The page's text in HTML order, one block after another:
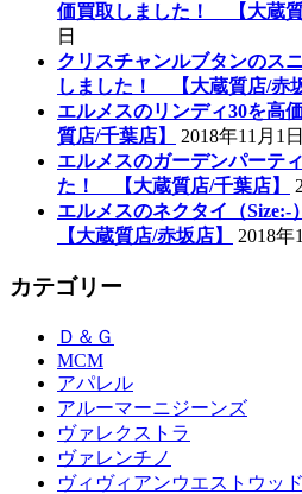
価買取しました！ 【大蔵質
日
クリスチャンルブタンのス
しました！ 【大蔵質店/赤
エルメスのリンディ30を
質店/千葉店】
2018年11月1日
エルメスのガーデンパーテ
た！ 【大蔵質店/千葉店】
エルメスのネクタイ（
【大蔵質店/赤坂店】
2018年
カテゴリー
Ｄ＆Ｇ
MCM
アパレル
アルーマーニジーンズ
ヴァレクストラ
ヴァレンチノ
ヴィヴィアンウエストウッド